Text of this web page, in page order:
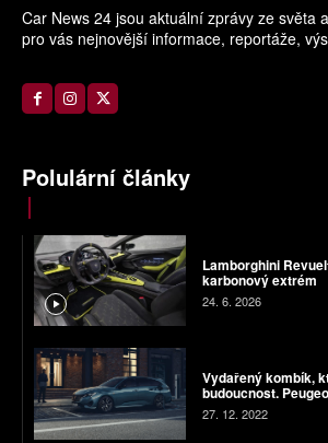
Car News 24 jsou aktuální zprávy ze světa
pro vás nejnovější informace, reportáže,
Polulární články
Lamborghini
karbonový extrém
24. 6. 2026
Vydařený kombík,
budoucnost.
27. 12. 2022